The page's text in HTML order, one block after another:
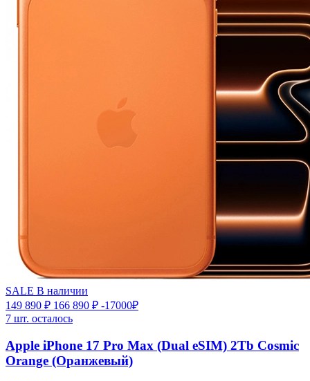
SALE В наличии
149 890 ₽ 166 890 ₽ -17000₽
7 шт. осталось
Apple iPhone 17 Pro Max (Dual eSIM) 2Tb Cosmic
Orange (Оранжевый)